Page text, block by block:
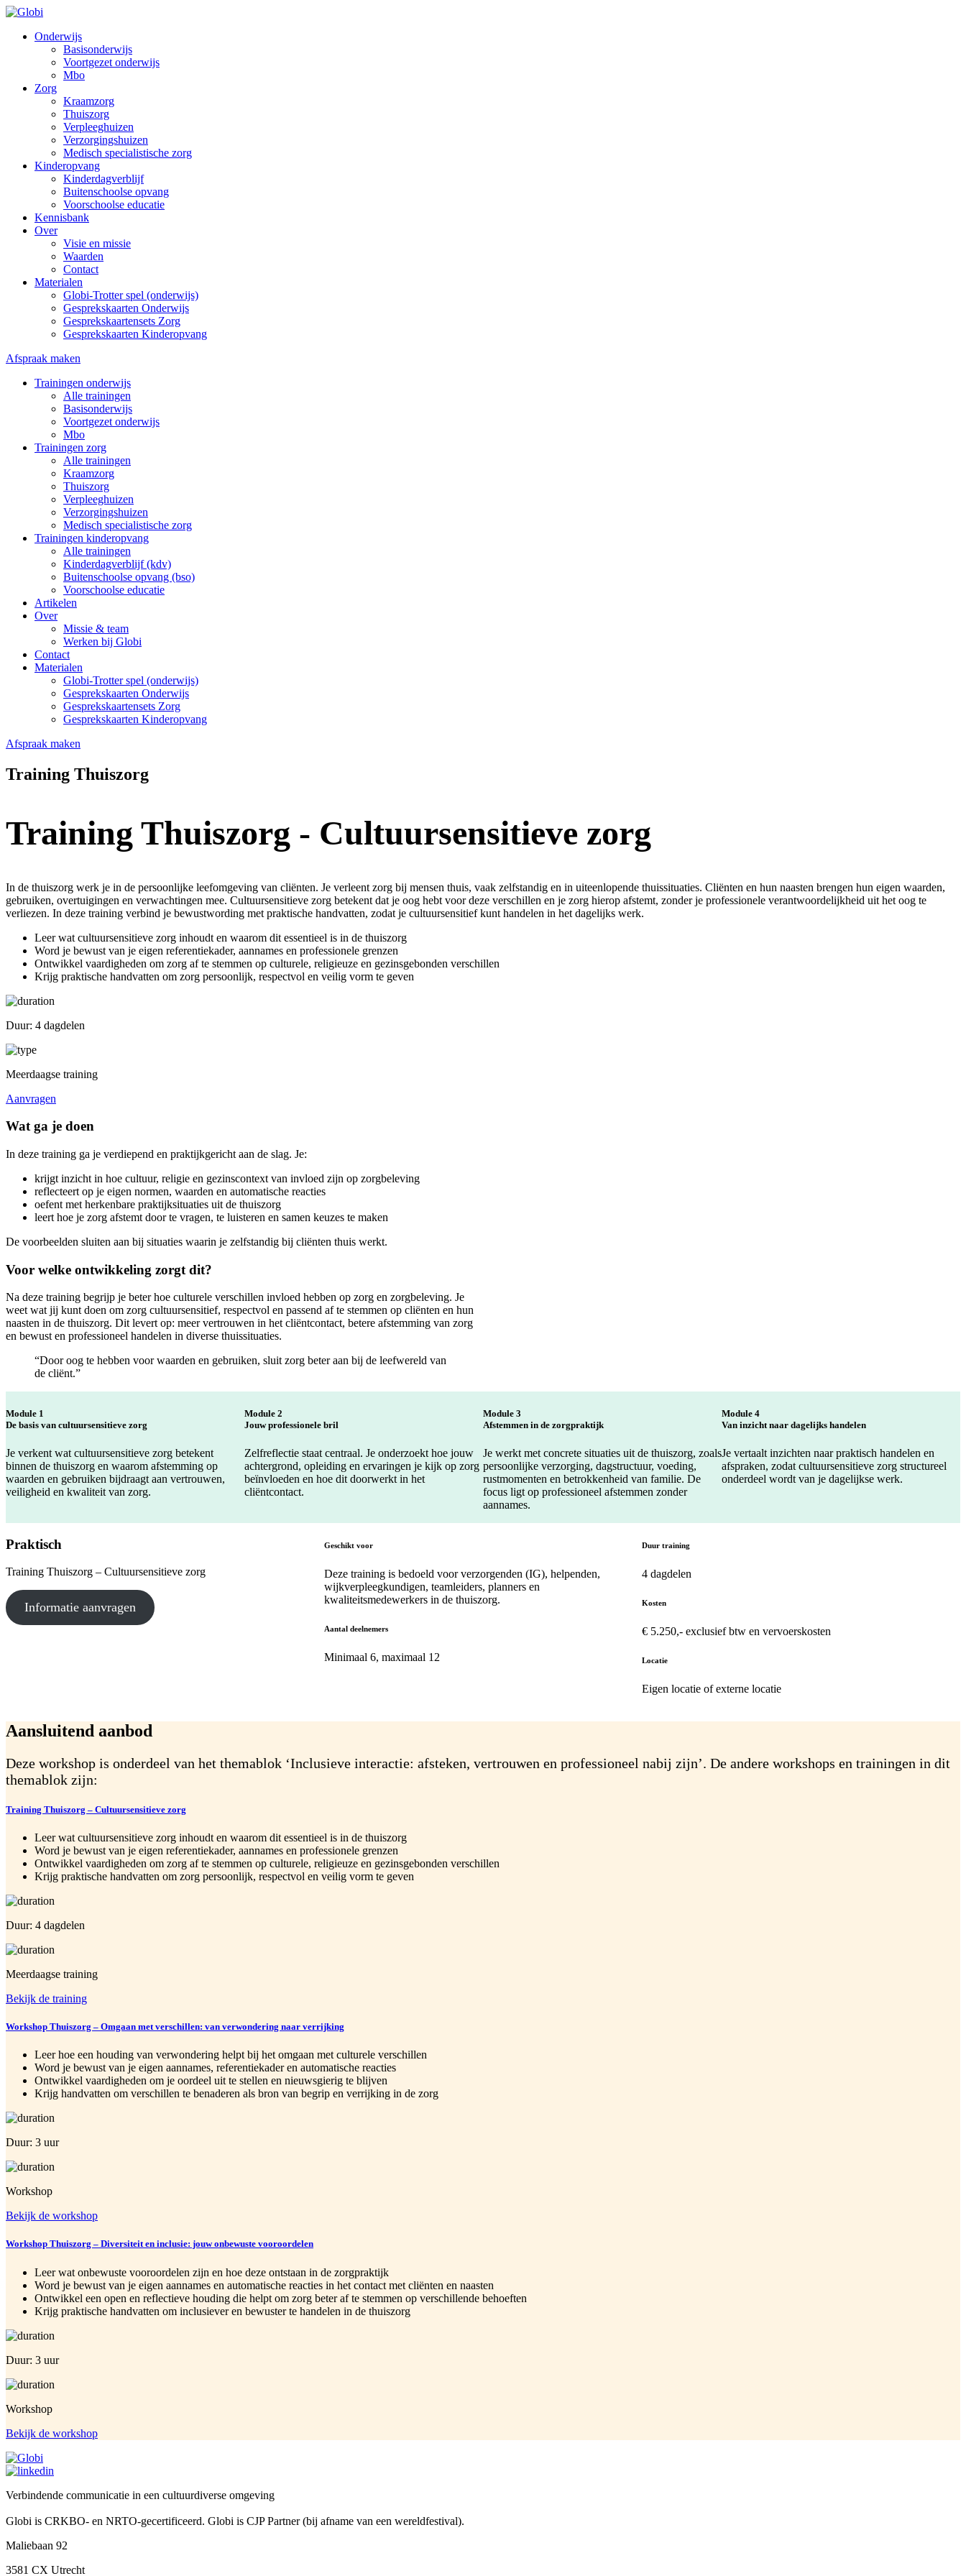
Onderwijs
Basisonderwijs
Voortgezet onderwijs
Mbo
Zorg
Kraamzorg
Thuiszorg
Verpleeghuizen
Verzorgingshuizen
Medisch specialistische zorg
Kinderopvang
Kinderdagverblijf
Buitenschoolse opvang
Voorschoolse educatie
Kennisbank
Over
Visie en missie
Waarden
Contact
Materialen
Globi-Trotter spel (onderwijs)
Gesprekskaarten Onderwijs
Gesprekskaartensets Zorg
Gesprekskaarten Kinderopvang
Afspraak maken
Trainingen onderwijs
Alle trainingen
Basisonderwijs
Voortgezet onderwijs
Mbo
Trainingen zorg
Alle trainingen
Kraamzorg
Thuiszorg
Verpleeghuizen
Verzorgingshuizen
Medisch specialistische zorg
Trainingen kinderopvang
Alle trainingen
Kinderdagverblijf (kdv)
Buitenschoolse opvang (bso)
Voorschoolse educatie
Artikelen
Over
Missie & team
Werken bij Globi
Contact
Materialen
Globi-Trotter spel (onderwijs)
Gesprekskaarten Onderwijs
Gesprekskaartensets Zorg
Gesprekskaarten Kinderopvang
Afspraak maken
Training Thuiszorg
Training Thuiszorg - Cultuursensitieve zorg
In de thuiszorg werk je in de persoonlijke leefomgeving van cliënten. Je verleent zorg bij mensen thuis, vaak zelfstandig en in uiteenlopende thuissituaties. Cliënten en hun naasten brengen hun eigen waarden,
gebruiken, overtuigingen en verwachtingen mee. Cultuursensitieve zorg betekent dat je oog hebt voor deze verschillen en je zorg hierop afstemt, zonder je professionele verantwoordelijkheid uit het oog te
verliezen. In deze training verbind je bewustwording met praktische handvatten, zodat je cultuursensitief kunt handelen in het dagelijks werk.
Leer wat cultuursensitieve zorg inhoudt en waarom dit essentieel is in de thuiszorg
Word je bewust van je eigen referentiekader, aannames en professionele grenzen
Ontwikkel vaardigheden om zorg af te stemmen op culturele, religieuze en gezinsgebonden verschillen
Krijg praktische handvatten om zorg persoonlijk, respectvol en veilig vorm te geven
Duur: 4 dagdelen
Meerdaagse training
Aanvragen
Wat ga je doen
In deze training ga je verdiepend en praktijkgericht aan de slag. Je:
krijgt inzicht in hoe cultuur, religie en gezinscontext van invloed zijn op zorgbeleving
reflecteert op je eigen normen, waarden en automatische reacties
oefent met herkenbare praktijksituaties uit de thuiszorg
leert hoe je zorg afstemt door te vragen, te luisteren en samen keuzes te maken
De voorbeelden sluiten aan bij situaties waarin je zelfstandig bij cliënten thuis werkt.
Voor welke ontwikkeling zorgt dit?
Na deze training begrijp je beter hoe culturele verschillen invloed hebben op zorg en zorgbeleving. Je
weet wat jij kunt doen om zorg cultuursensitief, respectvol en passend af te stemmen op cliënten en hun
naasten in de thuiszorg. Dit levert op: meer vertrouwen in het cliëntcontact, betere afstemming van zorg
en bewust en professioneel handelen in diverse thuissituaties.
“Door oog te hebben voor waarden en gebruiken, sluit zorg beter aan bij de leefwereld van
de cliënt.”
Module 1
De basis van cultuursensitieve zorg
Je verkent wat cultuursensitieve zorg betekent
binnen de thuiszorg en waarom afstemming op
waarden en gebruiken bijdraagt aan vertrouwen,
veiligheid en kwaliteit van zorg.
Module 2
Jouw professionele bril
Zelfreflectie staat centraal. Je onderzoekt hoe jouw
achtergrond, opleiding en ervaringen je kijk op zorg
beïnvloeden en hoe dit doorwerkt in het
cliëntcontact.
Module 3
Afstemmen in de zorgpraktijk
Je werkt met concrete situaties uit de thuiszorg, zoals
persoonlijke verzorging, dagstructuur, voeding,
rustmomenten en betrokkenheid van familie. De
focus ligt op professioneel afstemmen zonder
aannames.
Module 4
Van inzicht naar dagelijks handelen
Je vertaalt inzichten naar praktisch handelen en
afspraken, zodat cultuursensitieve zorg structureel
onderdeel wordt van je dagelijkse werk.
Praktisch
Training Thuiszorg – Cultuursensitieve zorg
Informatie aanvragen
Geschikt voor
Deze training is bedoeld voor verzorgenden (IG), helpenden,
wijkverpleegkundigen, teamleiders, planners en
kwaliteitsmedewerkers in de thuiszorg.
Aantal deelnemers
Minimaal 6, maximaal 12
Duur training
4 dagdelen
Kosten
€ 5.250,- exclusief btw en vervoerskosten
Locatie
Eigen locatie of externe locatie
Aansluitend aanbod
Deze workshop is onderdeel van het themablok ‘Inclusieve interactie: afsteken, vertrouwen en professioneel nabij zijn’. De andere workshops en trainingen in dit
themablok zijn:
Training Thuiszorg – Cultuursensitieve zorg
Leer wat cultuursensitieve zorg inhoudt en waarom dit essentieel is in de thuiszorg
Word je bewust van je eigen referentiekader, aannames en professionele grenzen
Ontwikkel vaardigheden om zorg af te stemmen op culturele, religieuze en gezinsgebonden verschillen
Krijg praktische handvatten om zorg persoonlijk, respectvol en veilig vorm te geven
Duur: 4 dagdelen
Meerdaagse training
Bekijk de training
Workshop Thuiszorg – Omgaan met verschillen: van verwondering naar verrijking
Leer hoe een houding van verwondering helpt bij het omgaan met culturele verschillen
Word je bewust van je eigen aannames, referentiekader en automatische reacties
Ontwikkel vaardigheden om je oordeel uit te stellen en nieuwsgierig te blijven
Krijg handvatten om verschillen te benaderen als bron van begrip en verrijking in de zorg
Duur: 3 uur
Workshop
Bekijk de workshop
Workshop Thuiszorg – Diversiteit en inclusie: jouw onbewuste vooroordelen
Leer wat onbewuste vooroordelen zijn en hoe deze ontstaan in de zorgpraktijk
Word je bewust van je eigen aannames en automatische reacties in het contact met cliënten en naasten
Ontwikkel een open en reflectieve houding die helpt om zorg beter af te stemmen op verschillende behoeften
Krijg praktische handvatten om inclusiever en bewuster te handelen in de thuiszorg
Duur: 3 uur
Workshop
Bekijk de workshop
Verbindende communicatie in een cultuurdiverse omgeving
Globi is CRKBO- en NRTO-gecertificeerd. Globi is CJP Partner (bij afname van een wereldfestival).
Maliebaan 92
3581 CX Utrecht